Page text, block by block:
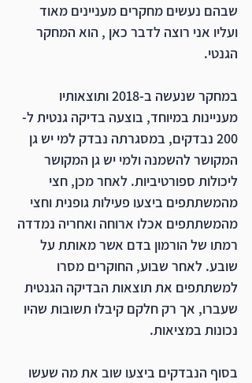
שבהם נעשים מחקרים מעניינים מאוד
ועליו אני רוצה לדבר כאן , הוא המחקר
הגנטי.
במחקר שנעשה ב-2018 ותוצאותיו
מעניינות במיוחד, בוצעה בדיקה גנטית ל-
200 נבדקים, במסגרתה נבדק למי יש גן
המקושר להשמנה ולמי יש גן המקושר
ליכולות ספורטיביות. לאחר מכן, חצי
מהמשתתפים ביצעו פעילות גופנית וחצי
מהמשתתפים אכלו ארוחה ואחריה נמדדה
רמתו של הורמון בדם אשר מאותת על
שובע. לאחר שבוע, החוקרים מסרו
למשתתפים את תוצאות הבדיקה הגנטית
שעברו, אך רק חלקם קיבלו תשובות שהיו
נכונות במציאות.
בסוף הנבדקים ביצעו שוב את מה שעשו